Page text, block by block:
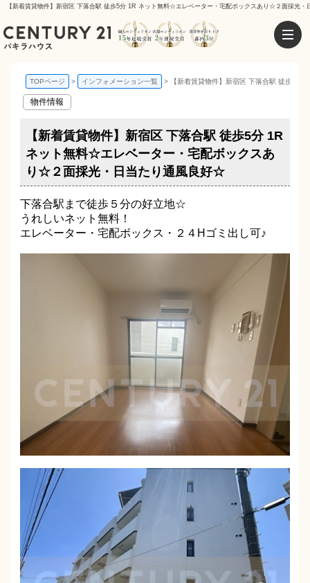
【新着賃貸物件】新宿区 下落合駅 徒歩5分 1R ネット無料☆エレベーター・宅配ボックスあり☆２面採光
TOPページ インフォメーション一覧 【新着賃貸物件】新宿区 下落合駅 徒歩5
物件情報
【新着賃貸物件】新宿区 下落合駅 徒歩5分 1R
ネット無料☆エレベーター・宅配ボックスあ
り☆２面採光・日当たり通風良好☆
下落合駅まで徒歩５分の好立地☆
うれしいネット無料！
エレベーター・宅配ボックス・２４Hゴミ出し可♪